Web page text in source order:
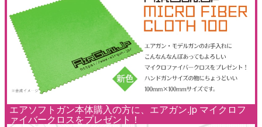
エアソフトガン本体購入の方に、エアガン.jp マイクロフ
ァイバークロスをプレゼント！